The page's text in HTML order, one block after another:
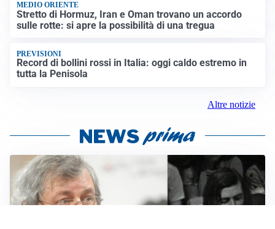
MEDIO ORIENTE
Stretto di Hormuz, Iran e Oman trovano un accordo
sulle rotte: si apre la possibilità di una tregua
PREVISIONI
Record di bollini rossi in Italia: oggi caldo estremo in
tutta la Penisola
Altre notizie